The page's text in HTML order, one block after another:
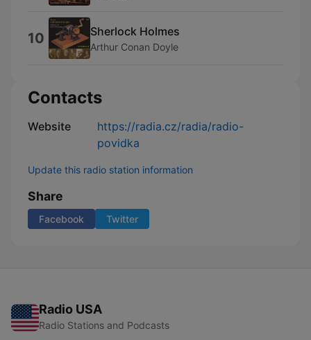
10 Sherlock Holmes
Arthur Conan Doyle
Contacts
Website
https://radia.cz/radia/radio-
povidka
Update this radio station information
Share
Facebook Twitter
Radio USA
Radio Stations and Podcasts